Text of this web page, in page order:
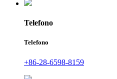
Telefono
Telefono
+86-28-6598-8159